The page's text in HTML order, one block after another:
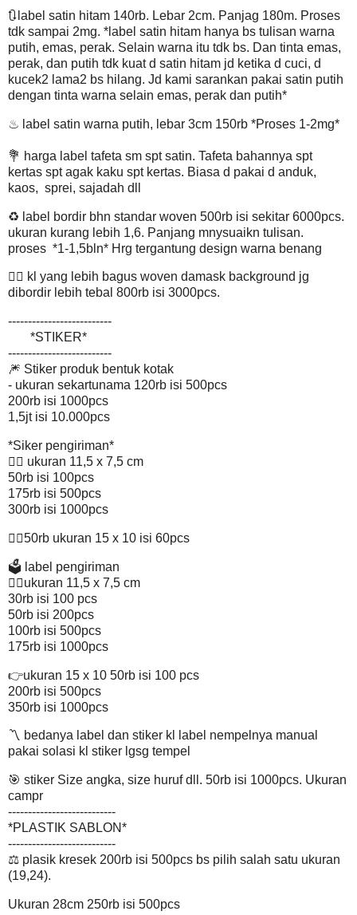
🔃label satin hitam 140rb. Lebar 2cm. Panjag 180m. Proses
tdk sampai 2mg. *label satin hitam hanya bs tulisan warna
putih, emas, perak. Selain warna itu tdk bs. Dan tinta emas,
perak, dan putih tdk kuat d satin hitam jd ketika d cuci, d
kucek2 lama2 bs hilang. Jd kami sarankan pakai satin putih
dengan tinta warna selain emas, perak dan putih*
♨ label satin warna putih, lebar 3cm 150rb *Proses 1-2mg*
💐 harga label tafeta sm spt satin. Tafeta bahannya spt
kertas spt agak kaku spt kertas. Biasa d pakai d anduk,
kaos, sprei, sajadah dll
♻ label bordir bhn standar woven 500rb isi sekitar 6000pcs.
ukuran kurang lebih 1,6. Panjang mnysuaikn tulisan.
proses *1-1,5bln* Hrg tergantung design warna benang
👍🏻 kl yang lebih bagus woven damask background jg
dibordir lebih tebal 800rb isi 3000pcs.
--------------------------
*STIKER*
--------------------------
🎆 Stiker produk bentuk kotak
- ukuran sekartunama 120rb isi 500pcs
200rb isi 1000pcs
1,5jt isi 10.000pcs
*Siker pengiriman*
👉🏽 ukuran 11,5 x 7,5 cm
50rb isi 100pcs
175rb isi 500pcs
300rb isi 1000pcs
👉🏽50rb ukuran 15 x 10 isi 60pcs
🗳 label pengiriman
👉🏽ukuran 11,5 x 7,5 cm
30rb isi 100 pcs
50rb isi 200pcs
100rb isi 500pcs
175rb isi 1000pcs
👉ukuran 15 x 10 50rb isi 100 pcs
200rb isi 500pcs
350rb isi 1000pcs
〽 bedanya label dan stiker kl label nempelnya manual
pakai solasi kl stiker lgsg tempel
🎯 stiker Size angka, size huruf dll. 50rb isi 1000pcs. Ukuran
campr
---------------------------
*PLASTIK SABLON*
---------------------------
⚖ plasik kresek 200rb isi 500pcs bs pilih salah satu ukuran
(19,24).
Ukuran 28cm 250rb isi 500pcs